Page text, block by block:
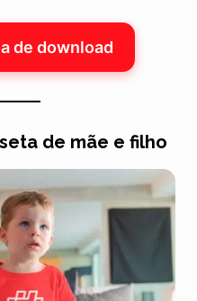
de download
de mãe e filho